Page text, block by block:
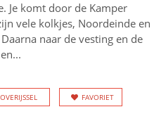
Je komt door de Kamper
vele kolkjes, Noordeinde en
naar de vesting en de
OVERIJSSEL FAVORIET